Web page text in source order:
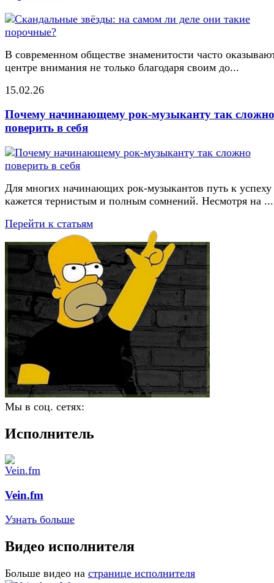
В современном обществе знаменитости часто
центре внимания не только благодаря своим до...
15.02.26
Почему начинающему рок-музыканту так сложно
поверить в себя
Для многих начинающих рок-музыкантов путь к успеху
кажется тернистым и полным сомнений. Несмотря на ...
Перейти к статьям
Мы в соц. сетях:
Исполнитель
Vein.fm
Узнать больше
Видео исполнителя
Больше видео на странице исполнителя